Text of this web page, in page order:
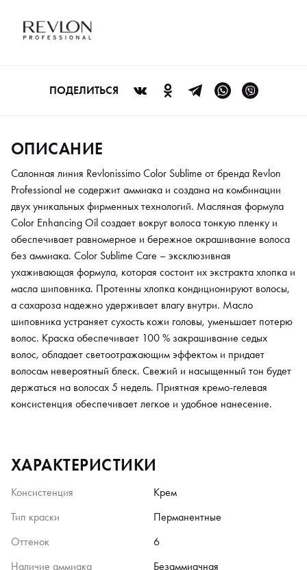
без аммиака. Color Sublime Care – эксклюзивная
ухаживающая формула, которая состоит их экстракта хлопка и
шиповника устраняет сухость кожи головы, уменьшает потерю
волос. Краска обеспечивает 100 % закрашивание седых
держаться на волосах 5 недель. Приятная кремо-гелевая
консистенция обеспечивает легкое и удобное нанесение.
ПОДЕЛИТЬСЯ
ОПИСАНИЕ
Салонная линия Revlonissimo Color Sublime от бренда Revlon
Professional не содержит аммиака и создана на комбинации
двух уникальных фирменных технологий. Масляная формула
Color Enhancing Oil создает вокруг волоса тонкую пленку и
обеспечивает равномерное и бережное окрашивание волоса
без аммиака. Color Sublime Care – эксклюзивная
ухаживающая формула, которая состоит их экстракта хлопка и
масла шиповника. Протеины хлопка кондиционируют волосы,
а сахароза надежно удерживает влагу внутри. Масло
шиповника устраняет сухость кожи головы, уменьшает потерю
волос. Краска обеспечивает 100 % закрашивание седых
волос, обладает светоотражающим эффектом и придает
волосам невероятный блеск. Свежий и насыщенный тон будет
держаться на волосах 5 недель. Приятная кремо-гелевая
консистенция обеспечивает легкое и удобное нанесение.
ХАРАКТЕРИСТИКИ
Консистенция
Крем
Тип краски
Перманентные
Оттенок
6
Наличие аммиака
Безаммиачная